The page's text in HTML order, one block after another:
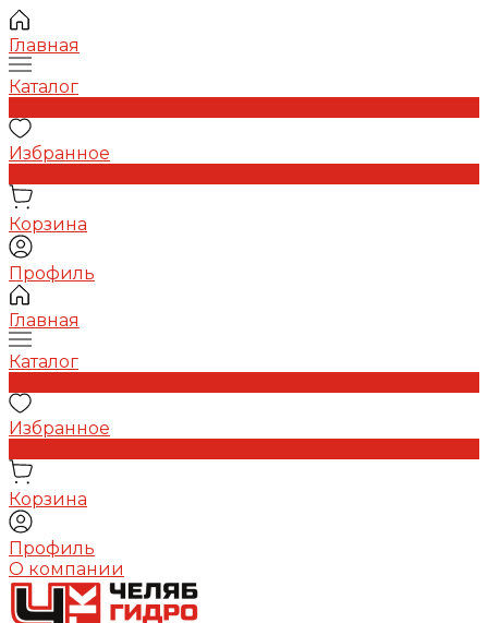
Главная
Каталог
Избранное
Корзина
Профиль
Главная
Каталог
Избранное
Корзина
Профиль
О компании